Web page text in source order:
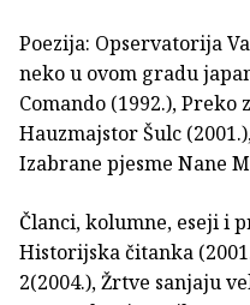
Poezija: Opservatorija
neko u ovom gradu
Comando (1992.), Preko
Hauzmajstor Šulc
Izabrane pjesme Nane
Članci, kolumne, eseji i
Historijska čitanka
2(2004.), Žrtve sanjaju